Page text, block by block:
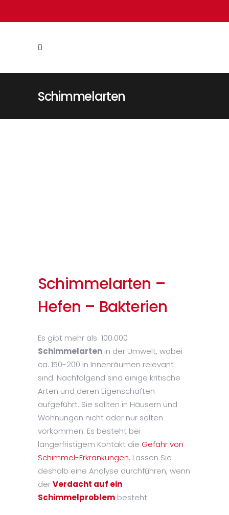
Schimmelarten
Schimmelarten –
Hefen – Bakterien
Es gibt mehr als 100.000
Schimmelarten in der Umwelt, wobei
ca. 150-200 in Innenräumen relevant
sind. Nachfolgend sind einige kritische
Arten und deren Eigenschaften
aufgeführt. Sie sollten in Häusern und
Wohnungen nicht oder nur selten
vorkommen. Es besteht bei
längerfristigem Kontakt die Gefahr von
Schimmel-Erkrankungen. Lassen Sie
deshalb eine Analyse durchführen, wenn
derVerdacht auf ein
Schimmelproblem besteht.